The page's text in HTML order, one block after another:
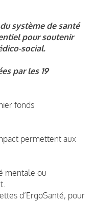
système de santé
pour soutenir
social.
par les 19
fonds
permettent aux
mentale ou
d’ErgoSanté, pour